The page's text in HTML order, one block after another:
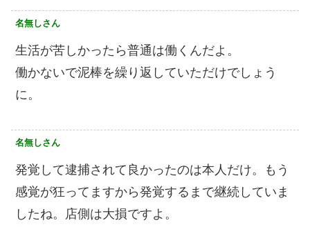
名無しさん
生活が苦しかったら普通は働くんだよ。
働かないで泥棒を繰り返していただけでしょう
に。
名無しさん
発覚して逮捕されて良かったのは本人だけ。もう
感覚が狂ってますから発覚するまで継続していま
したね。店側は大損ですよ。